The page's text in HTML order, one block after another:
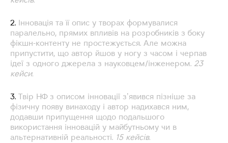
2. Інновація та її опис у творах формувалися
паралельно, прямих впливів на розробників з боку
фікшн-контенту не простежується. Але можна
припустити, що автор йшов у ногу з часом і черпав
ідеї з одного джерела з науковцем/інженером. 23
кейси.
3. Твір НФ з описом інновації зʼявився пізніше за
фізичну появу винаходу і автор надихався ним,
додавши припущення щодо подальшого
використання інновацій у майбутньому чи в
альтернативній реальності. 15 кейсів.